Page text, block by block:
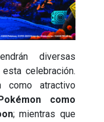
diversas
celebración.
como atractivo
como
; mientras que